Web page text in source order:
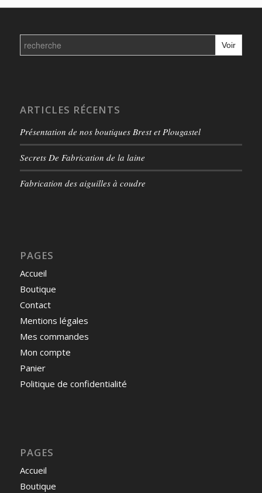
Search
for:
ARTICLES RÉCENTS
Présentation de nos boutiques Brest et Plougastel
Secrets De Fabrication de la laine
Fabrication des aiguilles à coudre
PAGES
Accueil
Boutique
Contact
Mentions légales
Mes commandes
Mon compte
Panier
Politique de confidentialité
PAGES
Accueil
Boutique